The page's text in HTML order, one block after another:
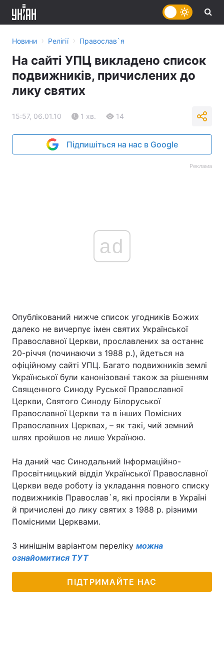
Головна Війна
Україна Політика
Спорт
Техно і зв'язок Лайт
Новини › Релігії › Православ`я
На сайті УПЦ викладено список
подвижників, причислених до
лику святих
15:57, 06.01.10 1 хв. 14
Підпишіться на нас в Google
Реклама
ad
Опублікований нижче список угодників Божих
далеко не вичерпує імен святих Української
Православної Церкви, прославлених за останнє
20-річчя (починаючи з 1988 р.), йдеться на
офіційному сайті УПЦ. Багато подвижників землі
Української були канонізовані також за рішенням
Священного Синоду Руської Православної
Церкви, Святого Синоду Білоруської
Православної Церкви та в інших Помісних
Православних Церквах, – як такі, чий земний
шлях пройшов не лише Україною.
На даний час Синодальний Інформаційно-
Просвітницький відділ Української Православної
Церкви веде роботу із укладання повного списку
подвижників Православ`я, які просіяли в Україні
й причислені до лику святих з 1988 р. різними
Помісними Церквами.
З нинішнім варіантом переліку можна
ознайомитися ТУТ
ПІДТРИМАЙТЕ НАС